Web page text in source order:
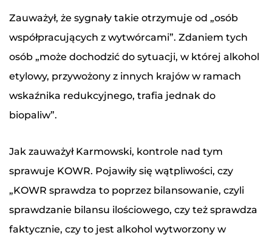
Zauważył, że sygnały takie otrzymuje od „osób
współpracujących z wytwórcami”. Zdaniem tych
osób „może dochodzić do sytuacji, w której alkohol
etylowy, przywożony z innych krajów w ramach
wskaźnika redukcyjnego, trafia jednak do
biopaliw”.
Jak zauważył Karmowski, kontrole nad tym
sprawuje KOWR. Pojawiły się wątpliwości, czy
„KOWR sprawdza to poprzez bilansowanie, czyli
sprawdzanie bilansu ilościowego, czy też sprawdza
faktycznie, czy to jest alkohol wytworzony w